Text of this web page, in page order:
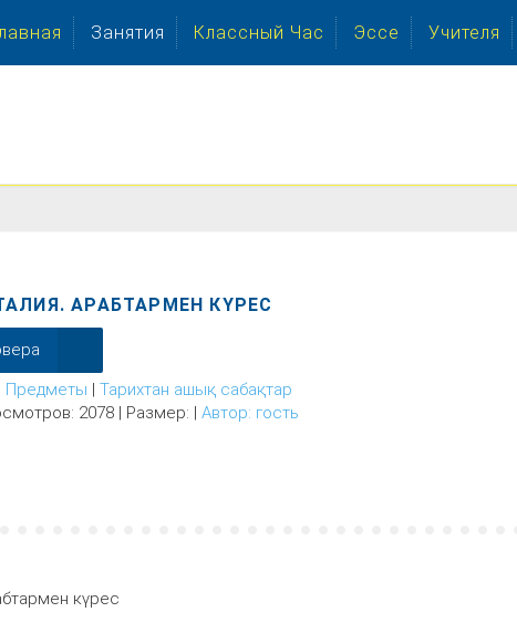
Занятия Классный Час Эссе Учителя
АРАБТАРМЕН КҮРЕС
Предметы | Тарихтан ашық сабақтар
2078 | Размер: | Автор: гость
күрес